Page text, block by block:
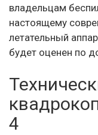
владельцам
настоящему
летательный
будет оценен по
4